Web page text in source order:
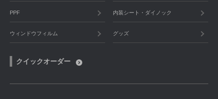
PPF 内装シート・ダイノック
ウィンドウフィルム グッズ
クイックオーダー